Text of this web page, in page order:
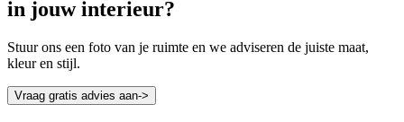
in jouw interieur?
Stuur ons een foto van je ruimte en we adviseren de juiste maat,
kleur en stijl.
Vraag gratis advies aan->